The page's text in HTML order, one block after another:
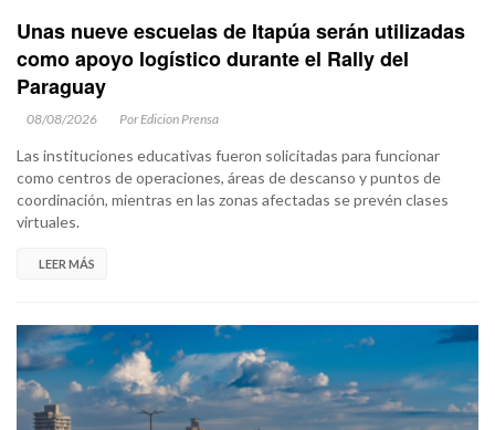
Unas nueve escuelas de Itapúa serán utilizadas
como apoyo logístico durante el Rally del
Paraguay
08/08/2026 Por Edicion Prensa
Las instituciones educativas fueron solicitadas para funcionar
como centros de operaciones, áreas de descanso y puntos de
coordinación, mientras en las zonas afectadas se prevén clases
virtuales.
LEER MÁS